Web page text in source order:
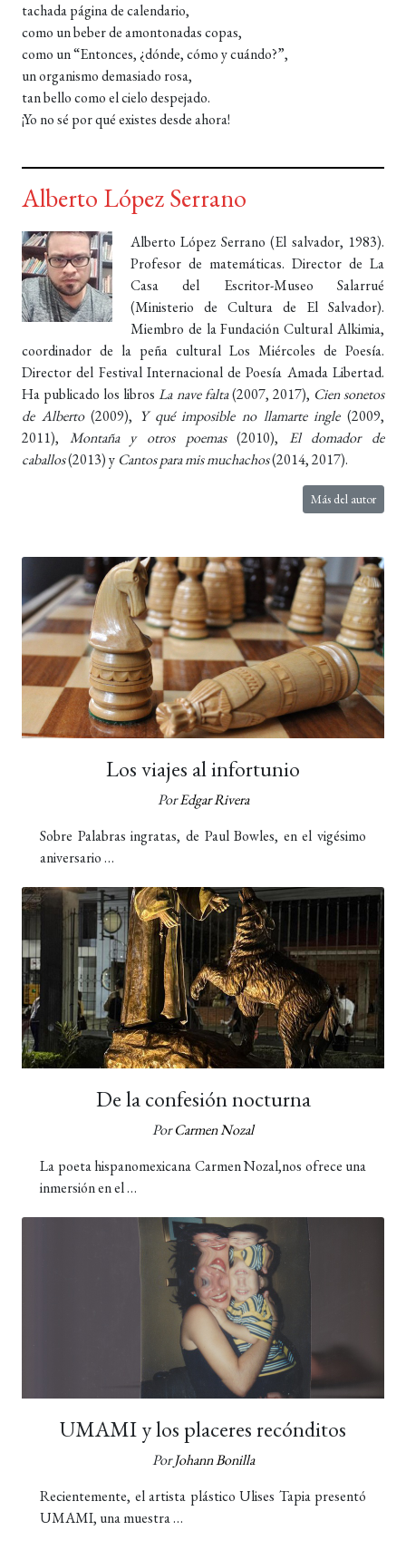
tachada página de calendario,
como un beber de amontonadas copas,
como un “Entonces, ¿dónde, cómo y cuándo?”,
un organismo demasiado rosa,
tan bello como el cielo despejado.
¡Yo no sé por qué existes desde ahora!
Alberto López Serrano
Alberto López Serrano (El salvador, 1983).
Profesor de matemáticas. Director de La
Casa del Escritor-Museo Salarrué
(Ministerio de Cultura de El Salvador).
Miembro de la Fundación Cultural Alkimia,
coordinador de la peña cultural Los Miércoles de Poesía.
Director del Festival Internacional de Poesía Amada Libertad.
Ha publicado los librosLa nave falta(2007, 2017), Cien sonetos
de Alberto(2009), Y qué imposible no llamarte ingle(2009,
2011), Montaña y otros poemas(2010), El domador de
caballos(2013) yCantos para mis muchachos(2014, 2017).
Más del autor
Los viajes al infortunio
PorEdgar Rivera
Sobre Palabras ingratas, de Paul Bowles, en el vigésimo
aniversario …
De la confesión nocturna
PorCarmen Nozal
La poeta hispanomexicana Carmen Nozal,nos ofrece una
inmersión en el …
UMAMI y los placeres recónditos
PorJohann Bonilla
Recientemente, el artista plástico Ulises Tapia presentó
UMAMI, una muestra …